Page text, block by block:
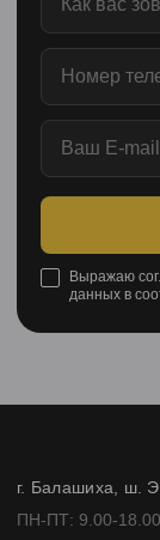
Выражаю
данных в
г. Балашиха, ш.
ПН-ПТ: 9.00-